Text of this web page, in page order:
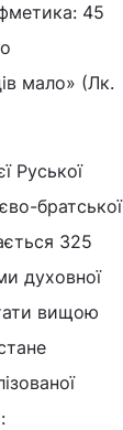
45
мало» (Лк.
Руської
братської
325
духовної
вищою